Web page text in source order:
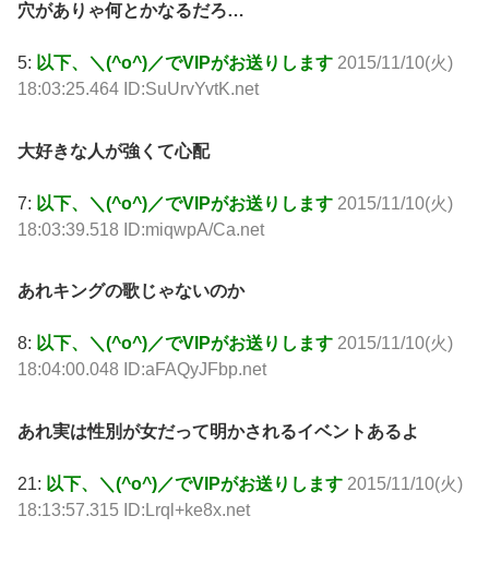
穴がありゃ何とかなるだろ…
5: 以下、＼(^o^)／でVIPがお送りします 2015/11/10(火)
18:03:25.464 ID:SuUrvYvtK.net
大好きな人が強くて心配
7: 以下、＼(^o^)／でVIPがお送りします 2015/11/10(火)
18:03:39.518 ID:miqwpA/Ca.net
あれキングの歌じゃないのか
8: 以下、＼(^o^)／でVIPがお送りします 2015/11/10(火)
18:04:00.048 ID:aFAQyJFbp.net
あれ実は性別が女だって明かされるイベントあるよ
21: 以下、＼(^o^)／でVIPがお送りします 2015/11/10(火)
18:13:57.315 ID:Lrql+ke8x.net